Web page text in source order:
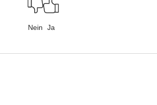
Nein Ja